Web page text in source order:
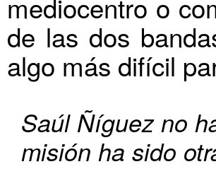
de las dos
algo más difícil
Saúl Ñíguez no
misión ha sido